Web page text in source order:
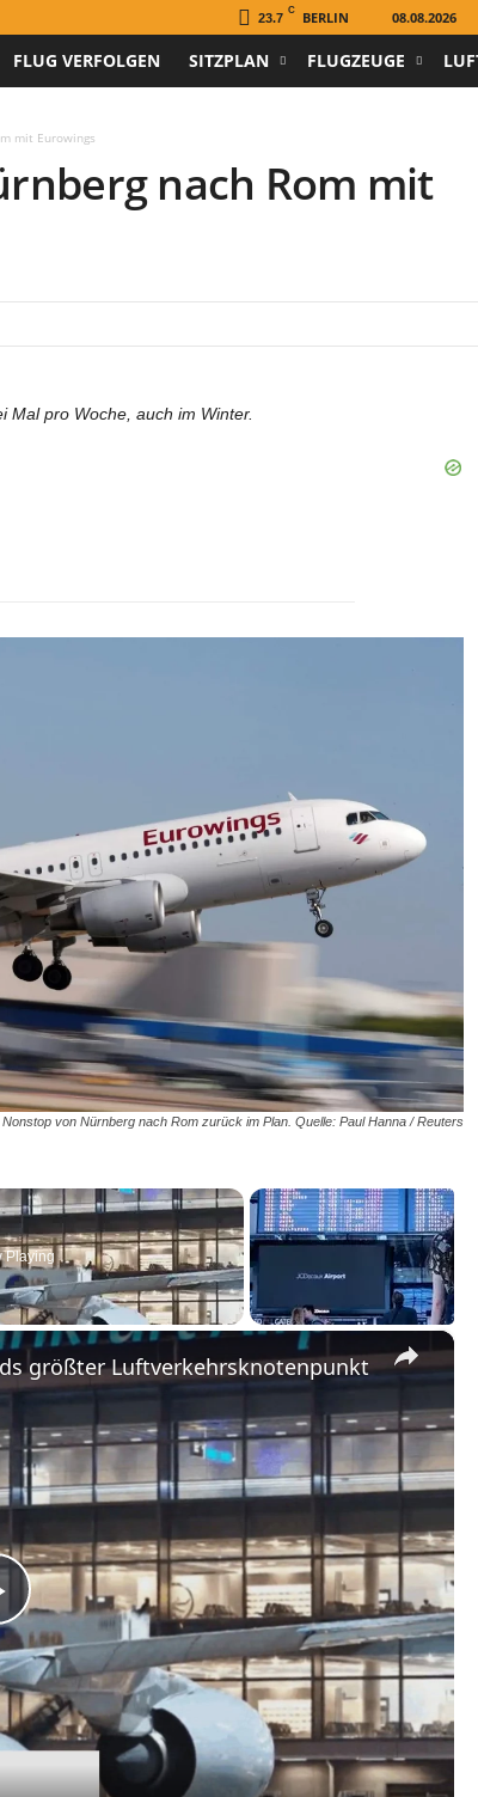
23.7
C BERLIN 08.08.2026
FLUG VERFOLGEN SITZPLAN FLUGZEUGE
mit Eurowings
nach Rom mit
pro Woche, auch im Winter.
Nonstop von Nürnberg nach Rom zurück im Plan. Quelle: Paul Hanna / Reuters
Playing
×
größter Luftverkehrsknotenpunkt